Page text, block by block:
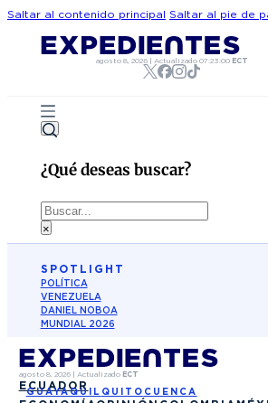
Saltar al contenido principal Saltar al pie de
agosto 8, 2026 |Actualizado07:23:00 ECT
¿Qué deseas buscar?
Buscar
×
SPOTLIGHT
POLÍTICA
VENEZUELA
DANIEL NOBOA
MUNDIAL 2026
agosto 8, 2026| Actualizado ECT
ECUADOR
GUAYAQUIL QUITO CUENCA